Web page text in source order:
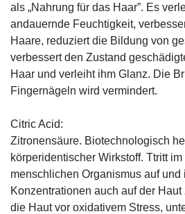
als „Nahrung für das Haar”. Es
andauernde Feuchtigkeit,
Haare, reduziert die Bildung von
verbessert den Zustand
Haar und verleiht ihm Glanz. Die
Fingernägeln wird vermindert.
Citric Acid:
Zitronensäure. Biotechnologisch
körperidentischer Wirkstoff. Ttritt
menschlichen Organismus auf und
Konzentrationen auch auf der
die Haut vor oxidativem Stress,